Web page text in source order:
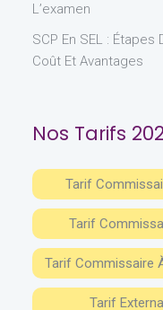
L’examen
SCP En SEL :
Coût Et Avantages
Nos Tarifs
Tarif
Tarif
Tarif Commissaire
Tarif